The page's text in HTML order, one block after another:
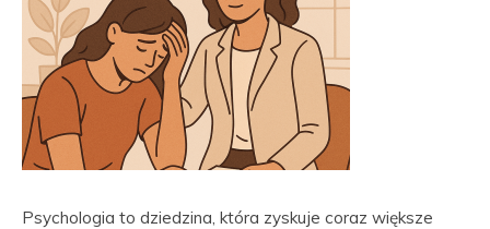
Psychologia to dziedzina, która zyskuje coraz większe